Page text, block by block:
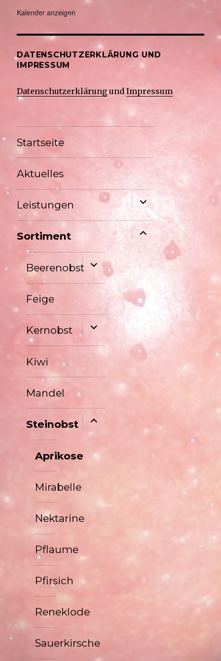
Kalender anzeigen
DATENSCHUTZERKLÄRUNG UND
IMPRESSUM
DatenschutzerklärungundImpressum
Startseite
Aktuelles
Leistungen
Untermenü
anzeigen
Sortiment
Untermenü
anzeigen
Beerenobst
Untermenü
anzeigen
Feige
Kernobst
Untermenü
anzeigen
Kiwi
Mandel
Steinobst
Untermenü
anzeigen
Aprikose
Mirabelle
Nektarine
Pflaume
Pfirsich
Reneklode
Sauerkirsche